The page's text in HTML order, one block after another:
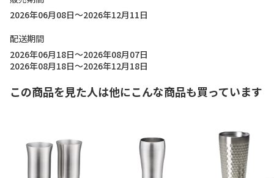
2026年06月08日～2026年12月11日
配送期間
2026年06月18日～2026年08月07日
2026年08月18日～2026年12月18日
この商品を見た人は他にこんな商品も買っています